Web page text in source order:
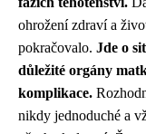
ohrožení zdraví a
pokračovalo. Jde o
důležité orgány
komplikace.
nikdy jednoduché a